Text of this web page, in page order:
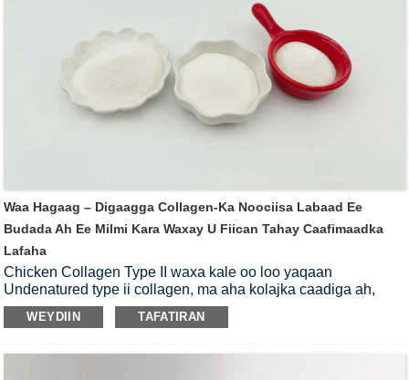
beelka, arthritis-ka iyo dhinacyo kale, laakiin sidoo kale
waxay kor u qaadi kartaa difaaca waxayna wanaajin kartaa
xaalad-caafimaadka hoose.
Waa Hagaag – Digaagga Collagen-Ka Noociisa Labaad Ee
Budada Ah Ee Milmi Kara Waxay U Fiican Tahay Caafimaadka
Lafaha
Chicken Collagen Type II waxa kale oo loo yaqaan
Undenatured type ii collagen, ma aha kolajka caadiga ah,
waa maaddooyin cunto leh oo dabeecado badan leh.Waxay
ku socotaa farsamo soo saarid heerkul hoose ah, waxayna
waxay leedahay milmayn wanaagsan sida noocyada kale ee
WEYDIIN TAFATIRAN